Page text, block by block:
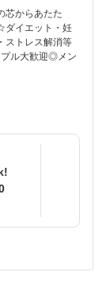
芯からあたた
ダイエット・妊
ストレス解消等
プル大歓迎◎メン